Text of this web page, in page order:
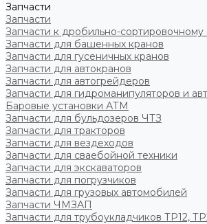
Запчасти
Запчасти
Запчасти к дробильно-
Запчасти для башенных кранов
Запчасти для гусеничных кранов
Запчасти для автокранов
Запчасти для автогрейдеров
Запчасти для гидроманипуляторов и
Баровые установки АТМ
Запчасти для бульдозеров ЧТЗ
Запчасти для тракторов
Запчасти для вездеходов
Запчасти для сваебойной техники
Запчасти для экскаваторов
Запчасти для погрузчиков
Запчасти для грузовых автомобилей
Запчасти ЧМЗАП
Запчасти для трубоукладчиков ТР12,